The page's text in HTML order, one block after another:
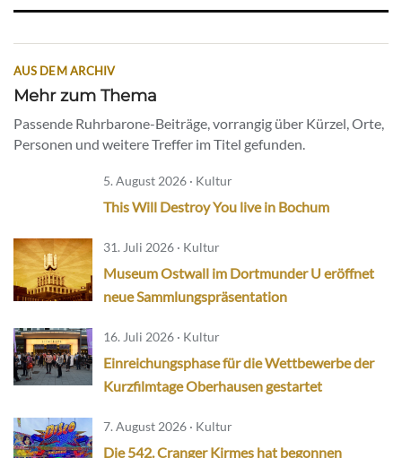
AUS DEM ARCHIV
Mehr zum Thema
Passende Ruhrbarone-Beiträge, vorrangig über Kürzel, Orte,
Personen und weitere Treffer im Titel gefunden.
5. August 2026 · Kultur
This Will Destroy You live in Bochum
31. Juli 2026 · Kultur
Museum Ostwall im Dortmunder U eröffnet
neue Sammlungspräsentation
16. Juli 2026 · Kultur
Einreichungsphase für die Wettbewerbe der
Kurzfilmtage Oberhausen gestartet
7. August 2026 · Kultur
Die 542. Cranger Kirmes hat begonnen